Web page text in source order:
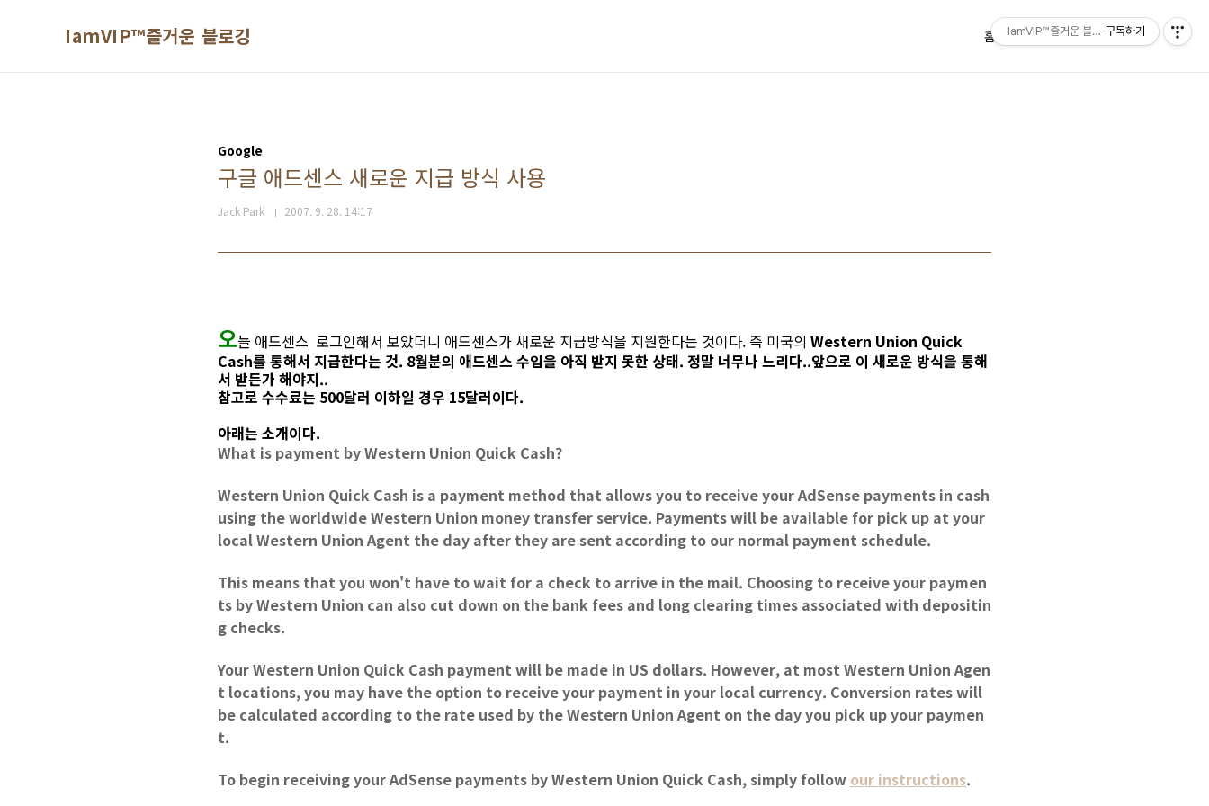
IamVIP™즐거운 블로깅 홈 태그 방명록
Google
구글 애드센스 새로운 지급 방식 사용
Jack Park 2007. 9. 28. 14:17
오늘 애드센스 로그인해서 보았더니 애드센스가 새로운 지급방식을 지원한다는 것이다. 즉 미국의 Western Union Quick
Cash를 통해서 지급한다는 것. 8월분의 애드센스 수입을 아직 받지 못한 상태. 정말 너무나 느리다..앞으로 이 새로운 방식을 통해
서 받든가 해야지..
참고로 수수료는 500달러 이하일 경우 15달러이다.
아래는 소개이다.
What is payment by Western Union Quick Cash?
Western Union Quick Cash is a payment method that allows you to receive your AdSense payments in cash
using the worldwide Western Union money transfer service. Payments will be available for pick up at your
local Western Union Agent the day after they are sent according to our normal payment schedule.
This means that you won't have to wait for a check to arrive in the mail. Choosing to receive your paymen
ts by Western Union can also cut down on the bank fees and long clearing times associated with depositin
g checks.
Your Western Union Quick Cash payment will be made in US dollars. However, at most Western Union Agen
t locations, you may have the option to receive your payment in your local currency. Conversion rates will
be calculated according to the rate used by the Western Union Agent on the day you pick up your paymen
t.
To begin receiving your AdSense payments by Western Union Quick Cash, simply follow our instructions.
IamVIP™즐거운 블로깅구독하기